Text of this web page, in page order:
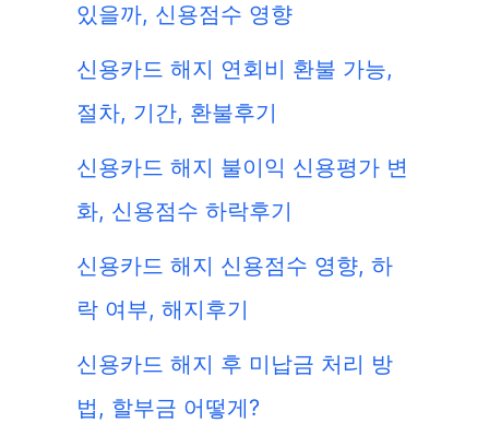
있을까, 신용점수 영향
신용카드 해지 연회비 환불 가능,
절차, 기간, 환불후기
신용카드 해지 불이익 신용평가 변
화, 신용점수 하락후기
신용카드 해지 신용점수 영향, 하
락 여부, 해지후기
신용카드 해지 후 미납금 처리 방
법, 할부금 어떻게?